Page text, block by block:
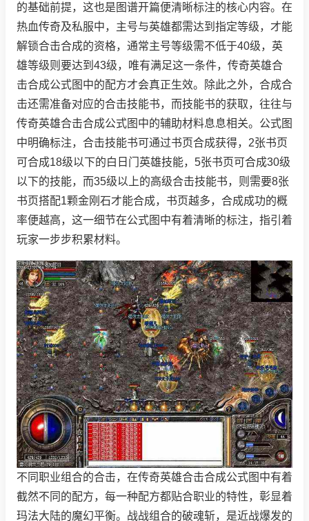
的基础前提，这也是图谱开篇便清晰标注的核心内容。在
热血传奇及私服中，主号与英雄都需达到指定等级，才能
解锁合击合成的资格，通常主号等级需不低于40级，英
雄等级则要达到43级，唯有满足这一条件，传奇英雄合
击合成公式图中的配方才会真正生效。除此之外，合成合
击还需准备对应的合击技能书，而技能书的获取，往往与
传奇英雄合击合成公式图中的辅助材料息息相关。公式图
中明确标注，合击技能书可通过书页合成获得，2张书页
可合成18级以下的白日门英雄技能，5张书页可合成30级
以下的技能，而35级以上的高级合击技能书，则需要8张
书页搭配1颗金刚石才能合成，书页越多，合成成功的概
率便越高，这一细节在公式图中有着清晰的标注，指引着
玩家一步步积累材料。
不同职业组合的合击，在传奇英雄合击合成公式图中有着
截然不同的配方，每一种配方都贴合职业的特性，彰显着
玛法大陆的魔幻平衡。战战组合的破魂斩，是近战爆发的